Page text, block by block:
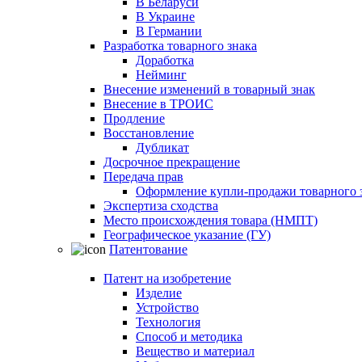
В Украине
В Германии
Разработка товарного знака
Доработка
Нейминг
Внесение изменений в товарный знак
Внесение в ТРОИС
Продление
Восстановление
Дубликат
Досрочное прекращение
Передача прав
Оформление купли-продажи товарного
Экспертиза сходства
Место происхождения товара (НМПТ)
Географическое указание (ГУ)
Патентование
Патент на изобретение
Изделие
Устройство
Технология
Способ и методика
Вещество и материал